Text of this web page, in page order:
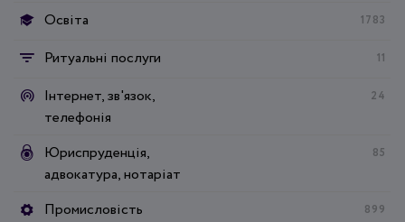
Освіта 1783
Ритуальні послуги 11
Інтернет, зв'язок,
телефонія
24
Юриспруденція,
адвокатура, нотаріат
85
Промисловість 899